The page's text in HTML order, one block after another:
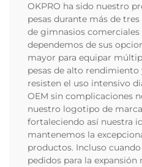
OKPRO ha sido nuestro
pesas durante más de
de gimnasios
dependemos de sus
mayor para equipar
pesas de alto
resisten el uso intensivo
OEM sin complicaciones
nuestro logotipo de
fortaleciendo así nuestra
mantenemos la
productos. Incluso
pedidos para la expansión